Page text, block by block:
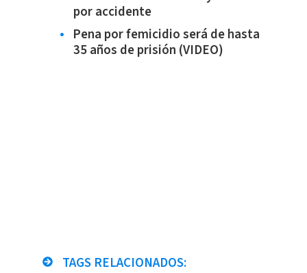
por accidente
Pena por femicidio será de hasta
35 años de prisión (VIDEO)
TAGS RELACIONADOS: